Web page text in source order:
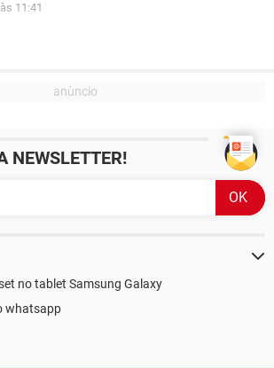
11:41
NEWSLETTER!
no tablet Samsung Galaxy
whatsapp